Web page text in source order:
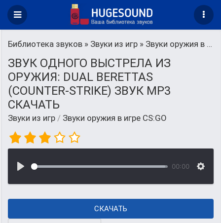
Библиотека звуков » Звуки из игр » Звуки оружия в игре CS:GO
ЗВУК ОДНОГО ВЫСТРЕЛА ИЗ
ОРУЖИЯ: DUAL BERETTAS
(COUNTER-STRIKE) ЗВУК MP3
СКАЧАТЬ
Звуки из игр / Звуки оружия в игре CS:GO
00:00
СКАЧАТЬ